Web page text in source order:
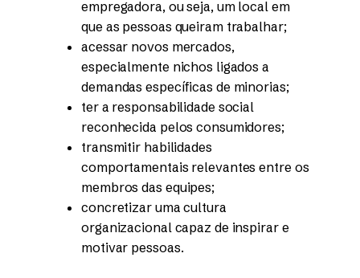
empregadora, ou seja, um local em
que as pessoas queiram trabalhar;
acessar novos mercados,
especialmente nichos ligados a
demandas específicas de minorias;
ter a responsabilidade social
reconhecida pelos consumidores;
transmitir habilidades
comportamentais relevantes entre os
membros das equipes;
concretizar uma cultura
organizacional capaz de inspirar e
motivar pessoas.